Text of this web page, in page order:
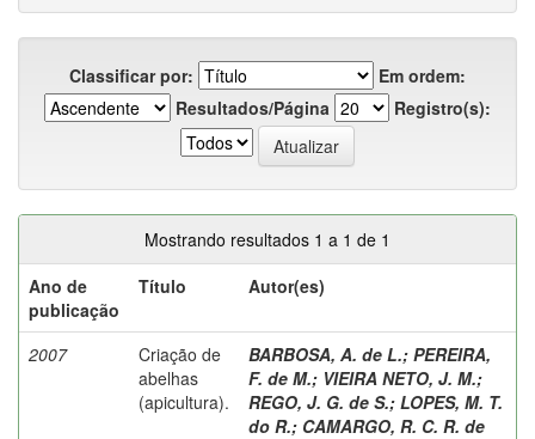
Classificar por:
Em ordem:
Resultados/Página
Registro(s):
Mostrando resultados 1 a 1 de 1
Ano de
publicação
Título Autor(es)
2007
Criação de
abelhas
(apicultura).
BARBOSA, A. de L.; PEREIRA,
F. de M.; VIEIRA NETO, J. M.;
REGO, J. G. de S.; LOPES, M. T.
do R.; CAMARGO, R. C. R. de